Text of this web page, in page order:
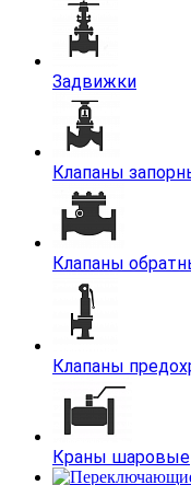
Задвижки
Клапаны
Клапаны
Клапаны
Краны шаровые